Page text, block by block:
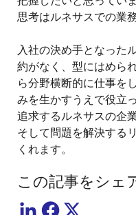
思考はルネサスでの業
入社の決め手となった
約がなく、型にはめら
ら分野横断的に仕事を
みを生かすうえで役立
追求するルネサスの企
そして問題を解決する
くれます。
この記事をシェ